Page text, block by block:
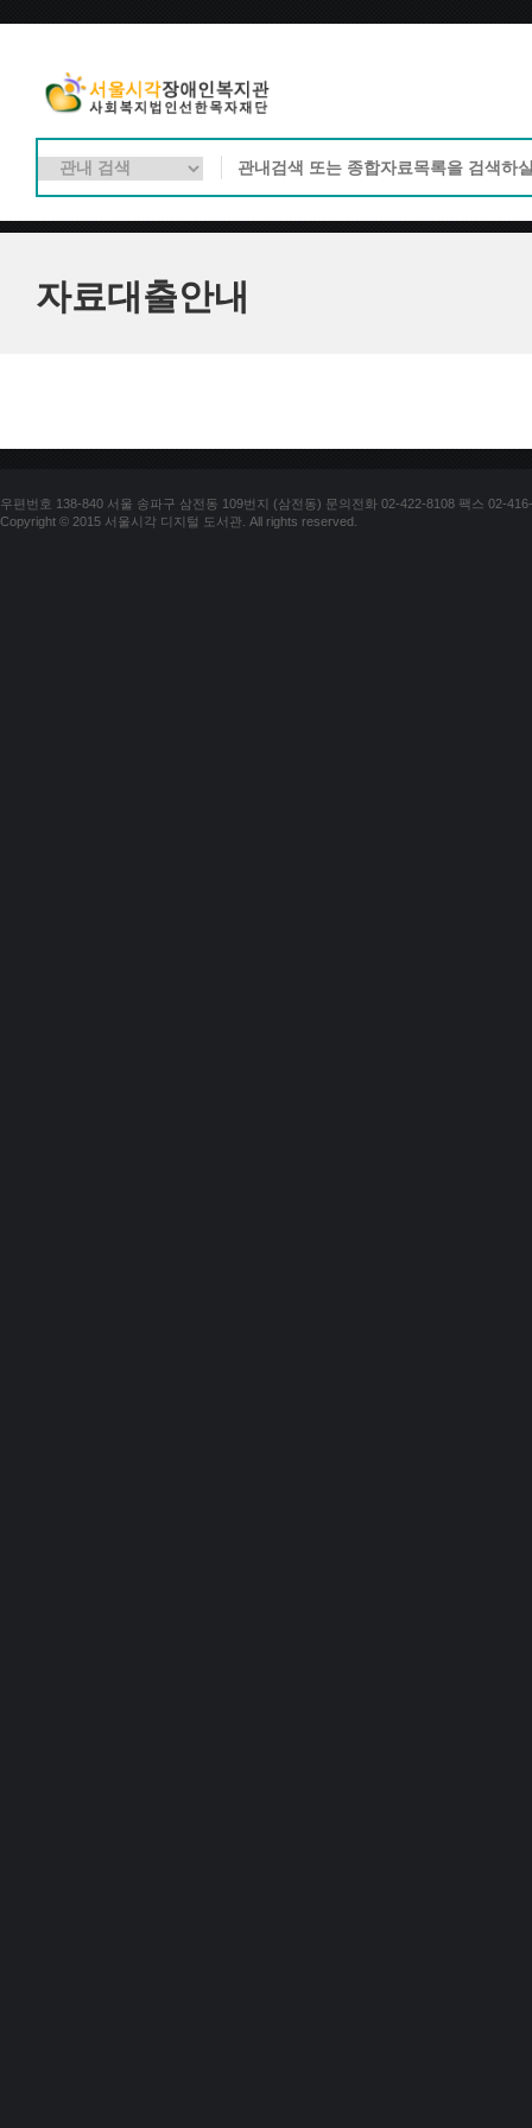
자료대출안내
우편번호 138-840 서울 송파구 삼전동 109번지 (삼전동) 문의전화 02-422-8108 팩스 02-
Copyright © 2015 서울시각 디지털 도서관. All rights reserved.